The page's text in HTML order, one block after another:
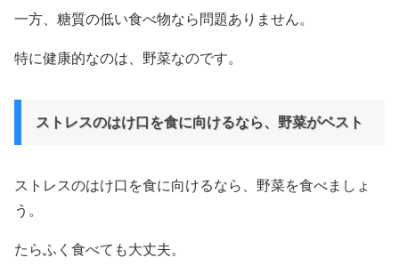
一方、糖質の低い食べ物なら問題ありません。
特に健康的なのは、野菜なのです。
ストレスのはけ口を食に向けるなら、野菜がベスト
ストレスのはけ口を食に向けるなら、野菜を食べましょ
う。
たらふく食べても大丈夫。